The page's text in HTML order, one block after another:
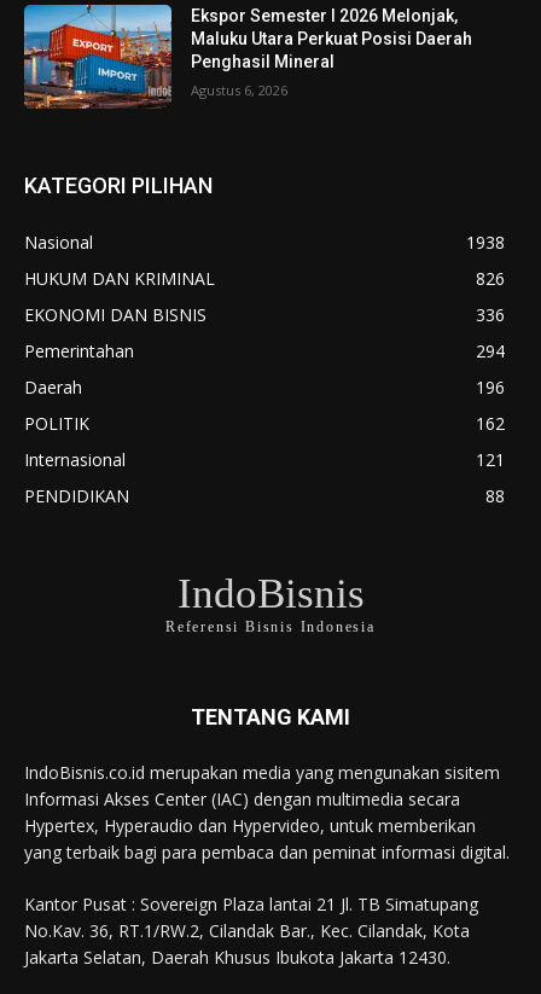
Ekspor Semester I 2026 Melonjak,
Maluku Utara Perkuat Posisi Daerah
Penghasil Mineral
Agustus 6, 2026
KATEGORI PILIHAN
Nasional
1938
HUKUM DAN KRIMINAL
826
EKONOMI DAN BISNIS
336
Pemerintahan
294
Daerah
196
POLITIK
162
Internasional
121
PENDIDIKAN
88
IndoBisnis
Referensi Bisnis Indonesia
TENTANG KAMI
IndoBisnis.co.id merupakan media yang mengunakan sisitem
Informasi Akses Center (IAC) dengan multimedia secara
Hypertex, Hyperaudio dan Hypervideo, untuk memberikan
yang terbaik bagi para pembaca dan peminat informasi digital.
Kantor Pusat : Sovereign Plaza lantai 21 Jl. TB Simatupang
No.Kav. 36, RT.1/RW.2, Cilandak Bar., Kec. Cilandak, Kota
Jakarta Selatan, Daerah Khusus Ibukota Jakarta 12430.